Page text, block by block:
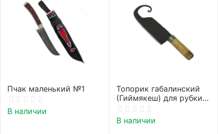
Пчак маленький №1
В наличии
Топорик габалинский
(Гиймякеш) для рубки
мяса (люля-кебаб)
В наличии